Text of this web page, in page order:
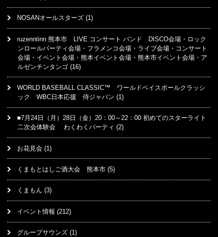
NOSANオールスターズ (1)
ruzenntinn 熊本市 LIVE コンサート バンド DISCO会場・ロック
ンロールパーティ会場・フラメンコ会場・ライブ会場・コンサート
会場・イベント会場・熊本イベント会場・熊本市イベント会場・ア
ルゼンチンタンゴ (16)
WORLD BASEBALL CLASSIC™ ワールドベイスボールクラッシ
ック WBC日本応援 侍ジャパン (1)
■7月24日（月）28日（金）20：00～22：00 初めてのスターライト
二次会体験会 わくわくパーティ (2)
お花見会 (1)
くまもとはしご酒大会 熊本市 (5)
くまもん (3)
イベント情報 (212)
グループサウンズ (1)